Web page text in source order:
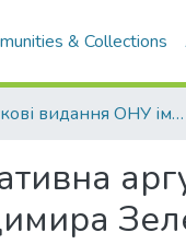
& Collections
Наукові видання ОНУ імені І. І. Мечникова